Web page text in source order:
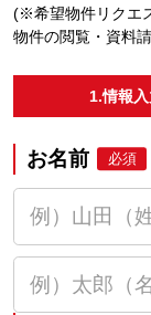
(※希望物件リクエ
物件の閲覧・資料
1.情報入
お名前 必須